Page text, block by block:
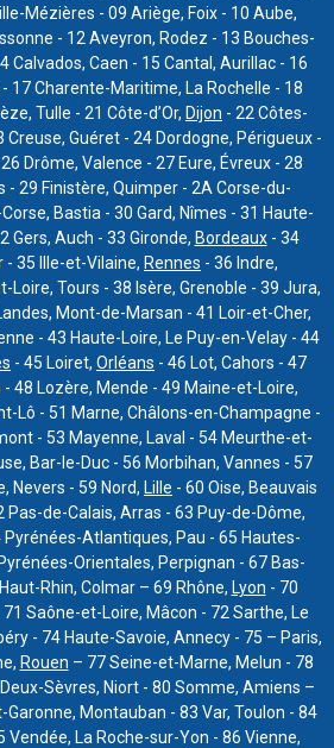
Mézières - 09 Ariège, Foix - 10 Aube,
- 12 Aveyron, Rodez - 13 Bouches-
Calvados, Caen - 15 Cantal, Aurillac - 16
17 Charente-Maritime, La Rochelle - 18
Tulle - 21 Côte-d’Or, Dijon - 22 Côtes-
Creuse, Guéret - 24 Dordogne, Périgueux -
Drôme, Valence - 27 Eure, Évreux - 28
- 29 Finistère, Quimper - 2A Corse-du-
Bastia - 30 Gard, Nîmes - 31 Haute-
Gers, Auch - 33 Gironde, Bordeaux- 34
- 35 Ille-et-Vilaine, Rennes - 36 Indre,
Loire, Tours - 38 Isère, Grenoble - 39 Jura,
Mont-de-Marsan - 41 Loir-et-Cher,
- 43 Haute-Loire, Le Puy-en-Velay - 44
- 45 Loiret, Orléans - 46 Lot, Cahors - 47
48 Lozère, Mende - 49 Maine-et-Loire,
Lô - 51 Marne, Châlons-en-Champagne -
- 53 Mayenne, Laval - 54 Meurthe-et-
Bar-le-Duc - 56 Morbihan, Vannes - 57
Nevers - 59 Nord, Lille - 60 Oise, Beauvais
Pas-de-Calais, Arras - 63 Puy-de-Dôme,
Atlantiques, Pau - 65 Hautes-
Orientales, Perpignan - 67 Bas-
Rhin, Colmar – 69 Rhône, Lyon - 70
Saône-et-Loire, Mâcon - 72 Sarthe, Le
- 74 Haute-Savoie, Annecy - 75 – Paris,
Rouen – 77 Seine-et-Marne, Melun - 78
Sèvres, Niort - 80 Somme, Amiens –
Montauban - 83 Var, Toulon - 84
Vendée, La Roche-sur-Yon - 86 Vienne,